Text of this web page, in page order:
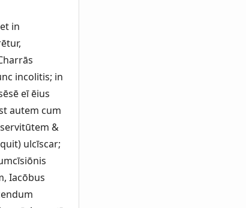
in
incolitis; in
eī ēius
autem cum
&
ulcīscar;
Iacōbus